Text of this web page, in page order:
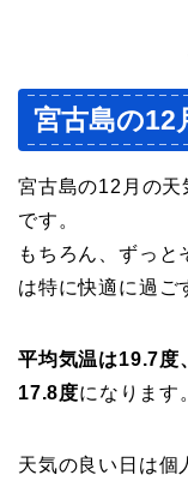
宮古島の12
宮古島の12月の天
です。
もちろん、ずっと
は特に快適に過ご
平均気温は19.7度
17.8度になります
天気の良い日は個